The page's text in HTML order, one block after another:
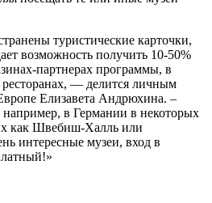
туристические карточки,
возможность получить 10-50%
партнерах программы, в
ресторанах, — делится личным
Елизавета Андрюхина. –
например, в Германии в некоторых
как Швебиш-Халль или
интересные музеи, вход в